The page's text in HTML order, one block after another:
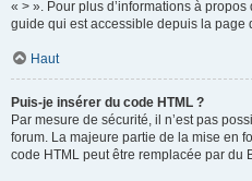
« > ». Pour plus d’informations à
guide qui est accessible depuis la page
Haut
Puis-je insérer du code HTML ?
Par mesure de sécurité, il n’est pas
forum. La majeure partie de la mise en
code HTML peut être remplacée par du